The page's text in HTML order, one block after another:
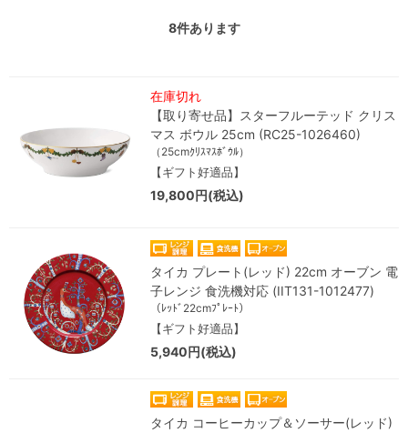
8件あります
在庫切れ
【取り寄せ品】スターフルーテッド クリス
マス ボウル 25cm (RC25-1026460)
（25cmｸﾘｽﾏｽﾎﾞｳﾙ）
【ギフト好適品】
19,800円(税込)
タイカ プレート(レッド) 22cm オーブン 電
子レンジ 食洗機対応 (IIT131-1012477)
（ﾚｯﾄﾞ22cmﾌﾟﾚｰﾄ）
【ギフト好適品】
5,940円(税込)
タイカ コーヒーカップ＆ソーサー(レッド)